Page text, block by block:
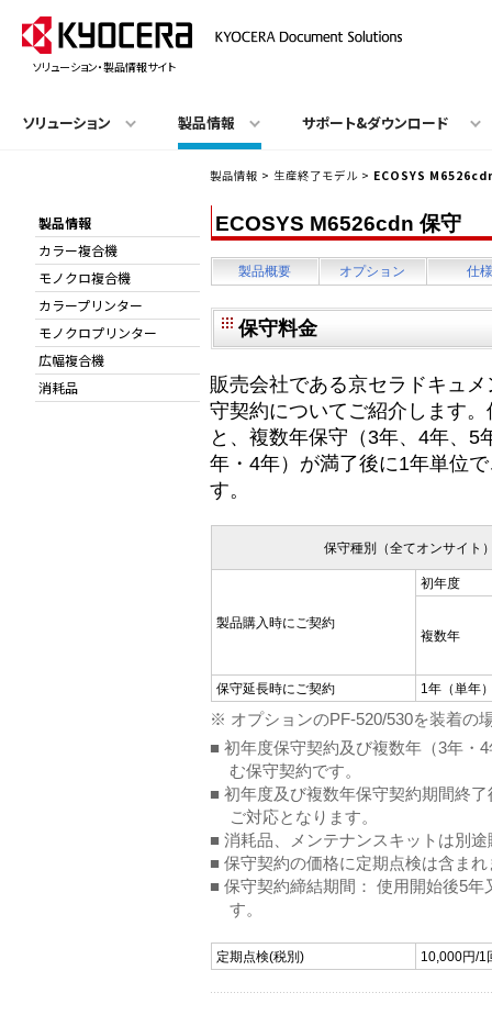
ソリューション・製品情報サイト
ソリューション 製品情報 サポート&ダウンロード
製品情報 > 生産終了モデル > ECOSYS
ECOSYS M6526cdn 保守
製品概要 オプション 仕様
保守料金
販売会社である京セラドキュ
守契約についてご紹介します
と、複数年保守（3年、4年、
年・4年）が満了後に1年単位
す。
保守種別（全てオンサイト
製品購入時にご契約
初年度
複数年
保守延長時にご契約 1年（単年
※ オプションのPF-520/530を装着の
■ 初年度保守契約及び複数年（3年・
む保守契約です。
■ 初年度及び複数年保守契約期間終
ご対応となります。
■ 消耗品、メンテナンスキットは別
■ 保守契約の価格に定期点検は含ま
■ 保守契約締結期間： 使用開始後5
す。
定期点検(税別) 10,000円/1
製品情報
カラー複合機
モノクロ複合機
カラープリンター
モノクロプリンター
広幅複合機
消耗品